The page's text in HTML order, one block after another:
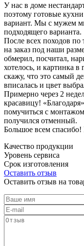
У нас в доме
поэтому готовые
вариант. Мы с мужем
подходящего варианта.
После всех походов
на заказ под наши
обмерил, посчитал,
хотелось, и картинка в
скажу, что это самый
вписалась и цвет
Примерно через 2
красавицу!
помучиться с
получился отменный.
Большое всем
Качество продукции
Уровень сервиса
Срок изготовления
Оставить отзыв
Оставить отзыв на